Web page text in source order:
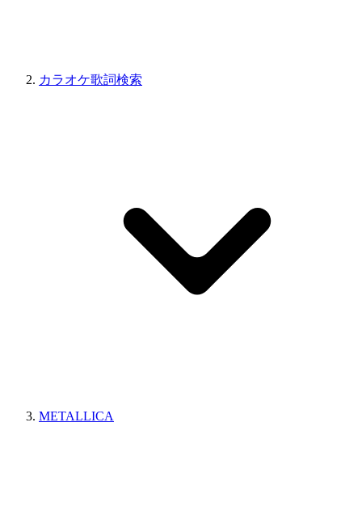
カラオケ歌詞検索
METALLICA